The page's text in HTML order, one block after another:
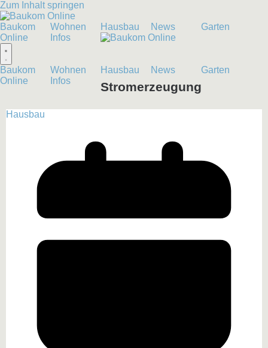
Zum Inhalt springen
Baukom
Online
Wohnen Hausbau News
Garten
Infos
Baukom
Online
Wohnen Hausbau News
Garten
Infos
Stromerzeugung
Hausbau